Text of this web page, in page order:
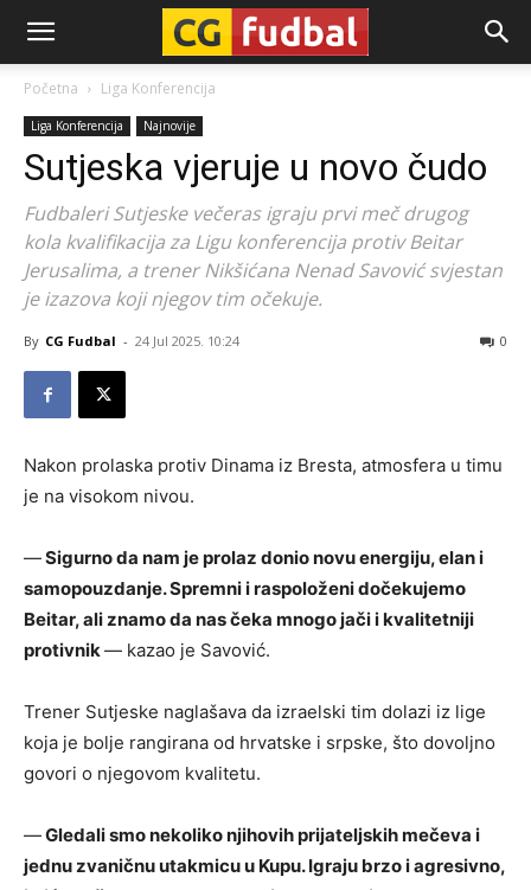
CG-
Fudbal
Početna Liga Konferencija
Liga Konferencija Najnovije
Sutjeska vjeruje u novo čudo
Fudbaleri Sutjeske večeras igraju prvi meč drugog
kola kvalifikacija za Ligu konferencija protiv Beitar
Jerusalima, a trener Nikšićana Nenad Savović svjestan
je izazova koji njegov tim očekuje.
By CG Fudbal - 24 Jul 2025. 10:24 0
Nakon prolaska protiv Dinama iz Bresta, atmosfera u timu
je na visokom nivou.
—Sigurno da nam je prolaz donio novu energiju, elan i
samopouzdanje. Spremni i raspoloženi dočekujemo
Beitar, ali znamo da nas čeka mnogo jači i kvalitetniji
protivnik— kazao je Savović.
Trener Sutjeske naglašava da izraelski tim dolazi iz lige
koja je bolje rangirana od hrvatske i srpske, što dovoljno
govori o njegovom kvalitetu.
—Gledali smo nekoliko njihovih prijateljskih mečeva i
jednu zvaničnu utakmicu u Kupu. Igraju brzo i agresivno,